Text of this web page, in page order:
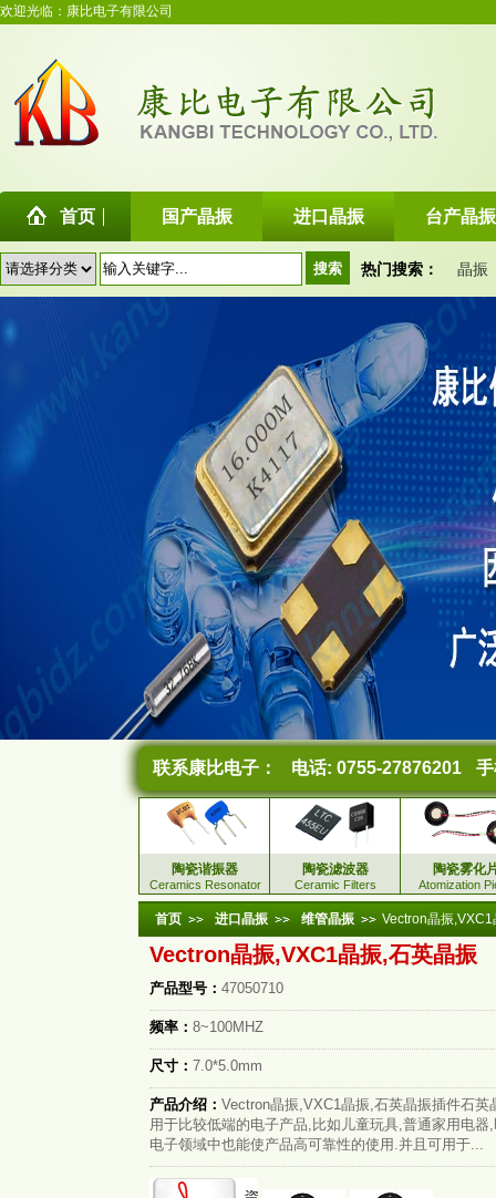
欢迎光临：康比电子有限公司
首页 国产晶振 进口晶振 台产晶振
热门搜索： 晶振
联系康比电子： 电话: 0755-27876201
陶瓷谐振器
Ceramics Resonator
陶瓷滤波器
Ceramic Filters
陶瓷雾化
Atomization
首页 进口晶振 维管晶振 Vectron晶振
Vectron晶振,VXC1晶振,石英晶振
产品型号： 47050710
频率： 8~100MHZ
尺寸： 7.0*5.0mm
产品介绍： Vectron晶振,VXC1晶振,石英晶振插件石英
用于比较低端的电子产品,比如儿童玩具,普通家用电器
电子领域中也能使产品高可靠性的使用.并且可用于...